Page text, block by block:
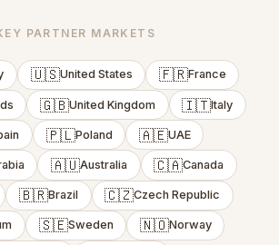
PARTNER MARKETS
🇺🇸United States 🇫🇷France
🇬🇧United Kingdom 🇮🇹Italy
🇵🇱Poland 🇦🇪UAE
🇦🇺Australia 🇨🇦Canada
🇧🇷Brazil 🇨🇿Czech Republic
🇸🇪Sweden 🇳🇴Norway